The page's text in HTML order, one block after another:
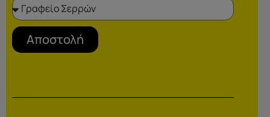
Αποστολή